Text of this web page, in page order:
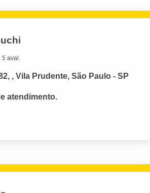
5 aval.
, Vila Prudente, São Paulo - SP
atendimento.